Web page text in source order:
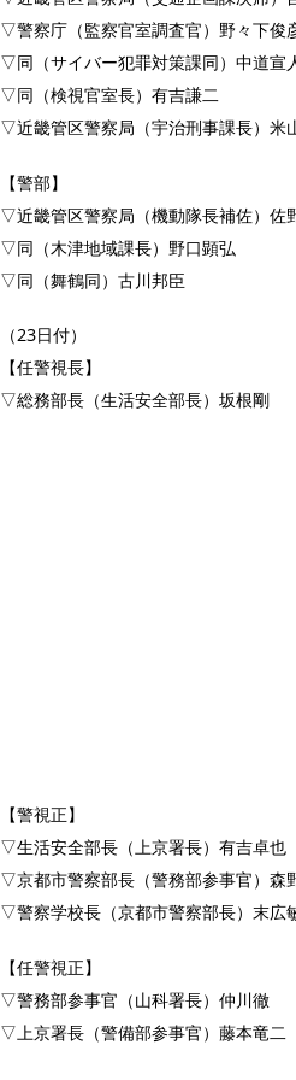
▽警察庁（監察官室調査官）野々下俊
▽同（サイバー犯罪対策課同）中道宣
▽同（検視官室長）有吉謙二
▽近畿管区警察局（宇治刑事課長）米
【警部】
▽近畿管区警察局（機動隊長補佐）佐
▽同（木津地域課長）野口顕弘
▽同（舞鶴同）古川邦臣
（23日付）
【任警視長】
▽総務部長（生活安全部長）坂根剛
【警視正】
▽生活安全部長（上京署長）有吉卓也
▽京都市警察部長（警務部参事官）森
▽警察学校長（京都市警察部長）末広
【任警視正】
▽警務部参事官（山科署長）仲川徹
▽上京署長（警備部参事官）藤本竜二